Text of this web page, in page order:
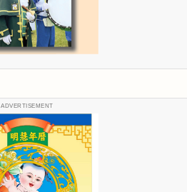
ADVERTISEMENT